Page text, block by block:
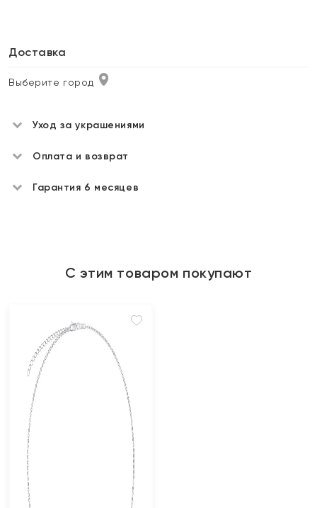
Доставка
Выберите город
Уход за украшениями
Оплата и возврат
Гарантия 6 месяцев
С этим товаром покупают